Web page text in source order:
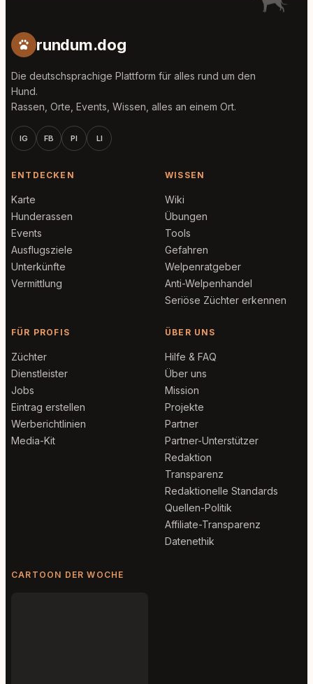
rundum.dog
Die deutschsprachige Plattform für alles rund um den
Hund.
Rassen, Orte, Events, Wissen, alles an einem Ort.
IG FB PI LI
ENTDECKEN
Karte
Hunderassen
Events
Ausflugsziele
Unterkünfte
Vermittlung
WISSEN
Wiki
Übungen
Tools
Gefahren
Welpenratgeber
Anti-Welpenhandel
Seriöse Züchter erkennen
FÜR PROFIS
Züchter
Dienstleister
Jobs
Eintrag erstellen
Werberichtlinien
Media-Kit
ÜBER UNS
Hilfe & FAQ
Über uns
Mission
Projekte
Partner
Partner-Unterstützer
Redaktion
Transparenz
Redaktionelle Standards
Quellen-Politik
Affiliate-Transparenz
Datenethik
CARTOON DER WOCHE